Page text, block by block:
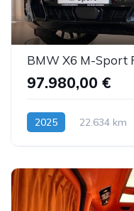
97.980,00 €
2025 22.634 km